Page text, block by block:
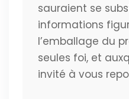
sauraient se
informations
l’emballage du
seules foi, et
invité à vous